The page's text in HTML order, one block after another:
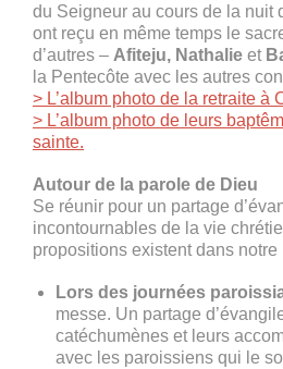
du Seigneur au cours de la nuit
ont reçu en même temps le
d’autres – Afiteju, Nathalie et
la Pentecôte avec les autres
> L’album photo de la retraite à
> L’album photo de leurs
sainte.
Autour de la parole de Dieu
Se réunir pour un partage
incontournables de la vie
propositions existent dans notre
Lors des journées
messe. Un partage
catéchumènes et leurs
avec les paroissiens qui le